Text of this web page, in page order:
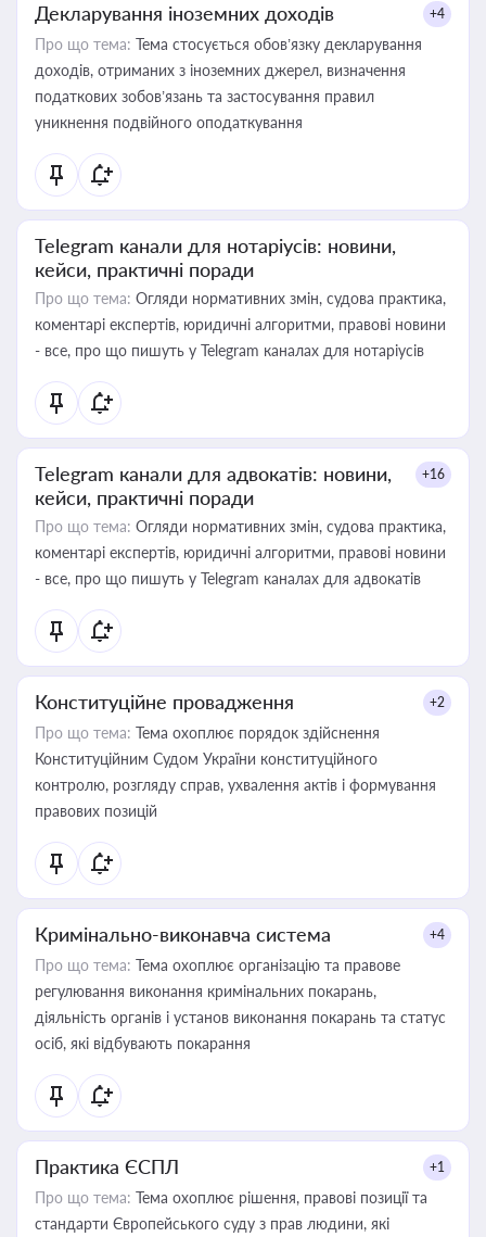
Декларування іноземних доходів +4
Про що тема: Тема стосується обов’язку декларування
доходів, отриманих з іноземних джерел, визначення
податкових зобов’язань та застосування правил
уникнення подвійного оподаткування
Telegram канали для нотаріусів: новини,
кейси, практичні поради
Про що тема: Огляди нормативних змін, судова практика,
коментарі експертів, юридичні алгоритми, правові новини
- все, про що пишуть у Telegram каналах для нотаріусів
Telegram канали для адвокатів: новини,
кейси, практичні поради
+16
Про що тема: Огляди нормативних змін, судова практика,
коментарі експертів, юридичні алгоритми, правові новини
- все, про що пишуть у Telegram каналах для адвокатів
Конституційне провадження +2
Про що тема: Тема охоплює порядок здійснення
Конституційним Судом України конституційного
контролю, розгляду справ, ухвалення актів і формування
правових позицій
Кримінально-виконавча система +4
Про що тема: Тема охоплює організацію та правове
регулювання виконання кримінальних покарань,
діяльність органів і установ виконання покарань та статус
осіб, які відбувають покарання
Практика ЄСПЛ +1
Про що тема: Тема охоплює рішення, правові позиції та
стандарти Європейського суду з прав людини, які